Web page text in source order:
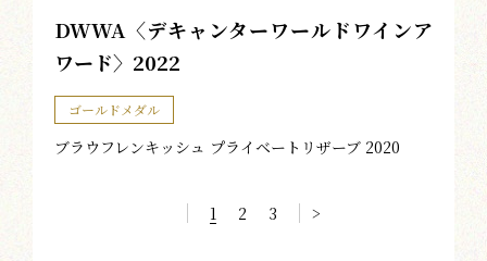
DWWA〈デキャンターワールドワインア
ワード〉2022
ゴールドメダル
ブラウフレンキッシュ プライベートリザーブ 2020
1 2 3 >